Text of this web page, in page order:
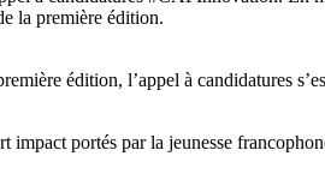
la première édition.
édition, l’appel à candidatures
impact portés par la jeunesse